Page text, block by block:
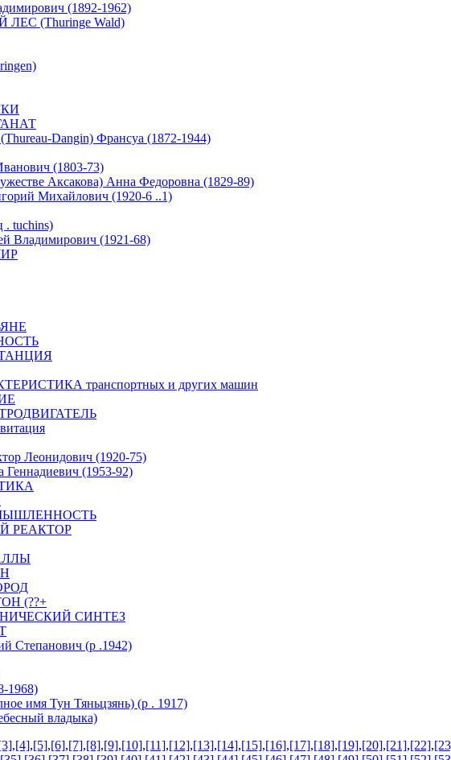
(1892-1962)
(Thuringe Wald)
Dangin) Франсуа (1872-1944)
(1803-73)
Аксакова) Анна Федоровна (1829-89)
Михайлович (1920-6 ..1)
tuchins)
Владимирович (1921-68)
транспортных и других машин
Леонидович (1920-75)
(1953-92)
РЕАКТОР
(??+
СИНТЕЗ
Степанович (р .1942)
1968)
имя Тун Тяньцзянь) (р . 1917)
владыка)
,[4],[5],[6],[7],[8],[9],[10],[11],[12],[13],[14],[15],[16],[17],[18],[19],[20],[21],[22],